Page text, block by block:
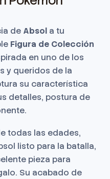
de Absol a tu
Figura de Colección
en uno de los
y queridos de la
su característica
detalles, postura de
todas las edades,
listo para la batalla,
pieza para
Su acabado de